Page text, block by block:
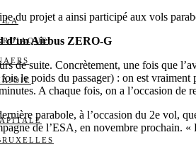
LAdu projet a ainsi participé aux vols
d’un Airbus ZERO-G
de suite. Concrètement, une fois que
le poids du passager) : on est vraiment
A chaque fois, on a l’occasion
parabole, à l’occasion du 2e vol,
de l’ESA, en novembre prochain.